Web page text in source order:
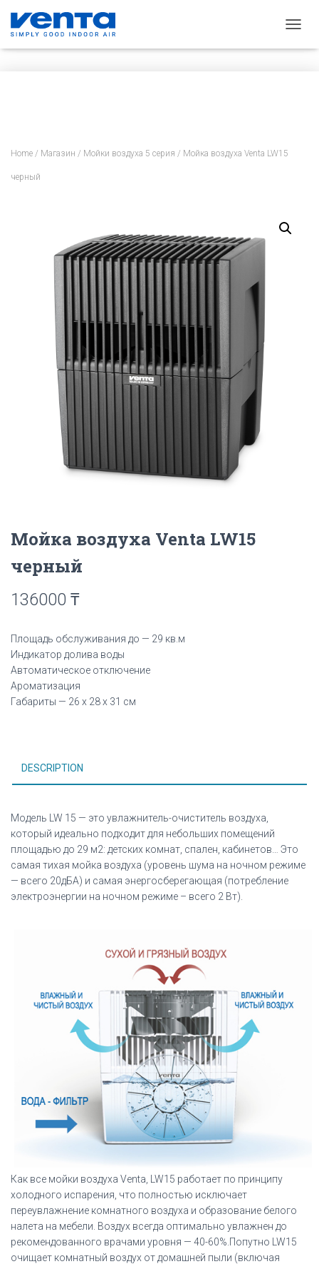
Е
Home / Магазин / Мойки воздуха 5 серия / Мойка воздуха Venta LW15
черный
Мойка воздуха Venta LW15
черный
136000 ₸
Площадь обслуживания до — 29 кв.м
Индикатор долива воды
Автоматическое отключение
Ароматизация
Габариты — 26 х 28 х 31 см
DESCRIPTION
Модель LW 15 — это увлажнитель-очиститель воздуха,
который идеально подходит для небольших помещений
площадью до 29 м2: детских комнат, спален, кабинетов… Это
самая тихая мойка воздуха (уровень шума на ночном режиме
— всего 20дБА) и самая энергосберегающая (потребление
электроэнергии на ночном режиме – всего 2 Вт).
Как все мойки воздуха Venta, LW15 работает по принципу
холодного испарения, что полностью исключает
переувлажнение комнатного воздуха и образование белого
налета на мебели. Воздух всегда оптимально увлажнен до
рекомендованного врачами уровня — 40-60%.Попутно LW15
очищает комнатный воздух от домашней пыли (включая